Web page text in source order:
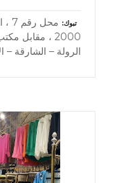
تبوك
2000 ، مقابل
الرولة – الشارقة –